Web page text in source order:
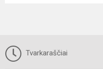
Tvarkaraščiai